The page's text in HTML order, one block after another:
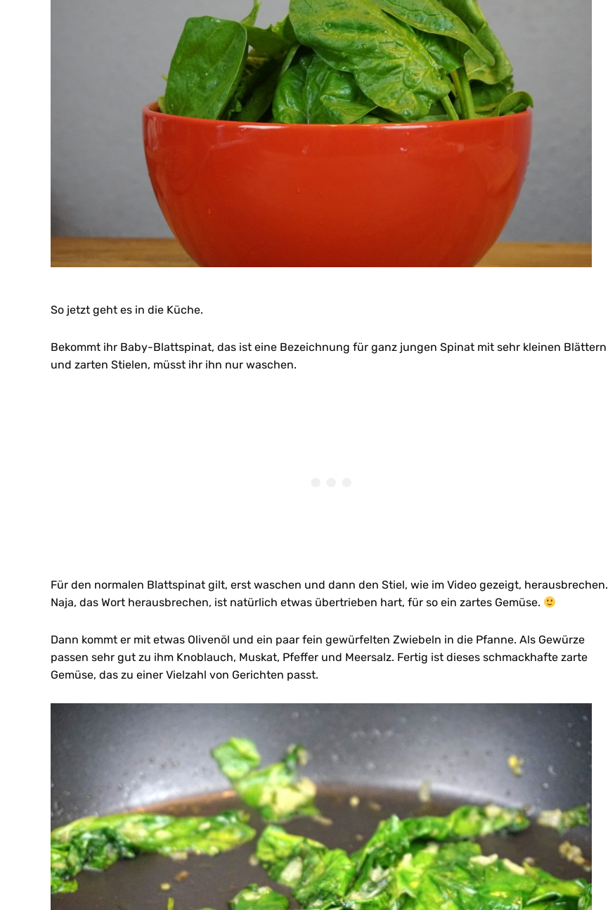
So jetzt geht es in die Küche.
Bekommt ihr Baby-Blattspinat, das ist eine Bezeichnung für ganz jungen Spinat mit sehr kleinen Blättern
und zarten Stielen, müsst ihr ihn nur waschen.
Für den normalen Blattspinat gilt, erst waschen und dann den Stiel, wie im Video gezeigt, herausbrechen.
Naja, das Wort herausbrechen, ist natürlich etwas übertrieben hart, für so ein zartes Gemüse.
Dann kommt er mit etwas Olivenöl und ein paar fein gewürfelten Zwiebeln in die Pfanne. Als Gewürze
passen sehr gut zu ihm Knoblauch, Muskat, Pfeffer und Meersalz. Fertig ist dieses schmackhafte zarte
Gemüse, das zu einer Vielzahl von Gerichten passt.